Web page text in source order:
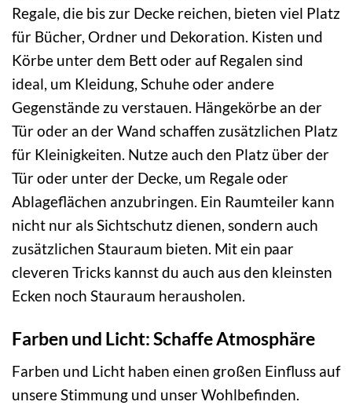
Regale, die bis zur Decke reichen, bieten viel Platz
für Bücher, Ordner und Dekoration. Kisten und
Körbe unter dem Bett oder auf Regalen sind
ideal, um Kleidung, Schuhe oder andere
Gegenstände zu verstauen. Hängekörbe an der
Tür oder an der Wand schaffen zusätzlichen Platz
für Kleinigkeiten. Nutze auch den Platz über der
Tür oder unter der Decke, um Regale oder
Ablageflächen anzubringen. Ein Raumteiler kann
nicht nur als Sichtschutz dienen, sondern auch
zusätzlichen Stauraum bieten. Mit ein paar
cleveren Tricks kannst du auch aus den kleinsten
Ecken noch Stauraum herausholen.
Farben und Licht: Schaffe Atmosphäre
Farben und Licht haben einen großen Einfluss auf
unsere Stimmung und unser Wohlbefinden.